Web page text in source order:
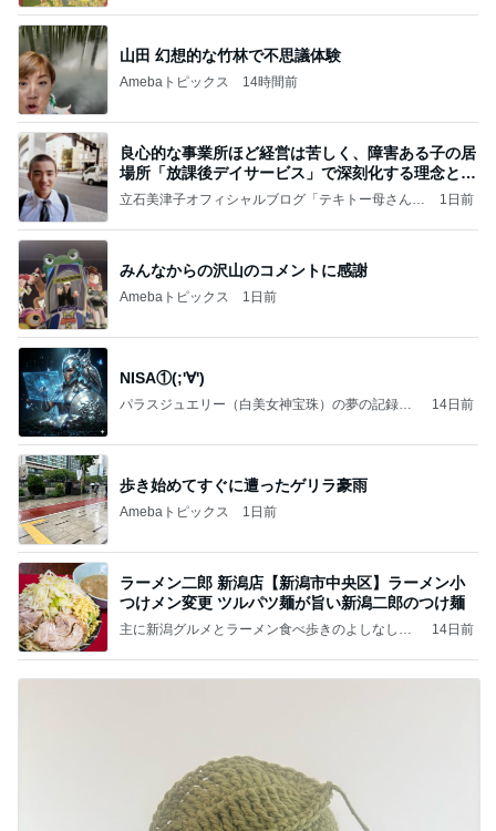
山田 幻想的な竹林で不思議体験
Amebaトピックス 14時間前
良心的な事業所ほど経営は苦しく、障害ある子の居
場所「放課後デイサービス」で深刻化する理念と現
実の
立石美津子オフィシャルブログ「テキトー母さんの
1日前
みんなからの沢山のコメントに感謝
Amebaトピックス 1日前
NISA①(;'∀')
パラスジュエリー（白美女神宝珠）の夢の記録
14日前
歩き始めてすぐに遭ったゲリラ豪雨
Amebaトピックス 1日前
ラーメン二郎 新潟店【新潟市中央区】ラーメン小
つけメン変更 ツルパツ麺が旨い新潟二郎のつけ麺
主に新潟グルメとラーメン食べ歩きのよしなしご
14日前